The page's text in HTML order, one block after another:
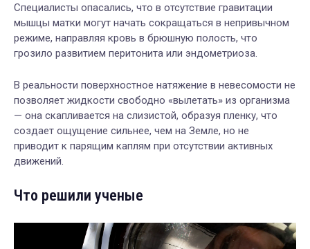
Специалисты опасались, что в отсутствие гравитации
мышцы матки могут начать сокращаться в непривычном
режиме, направляя кровь в брюшную полость, что
грозило развитием перитонита или эндометриоза.
В реальности поверхностное натяжение в невесомости не
позволяет жидкости свободно «вылетать» из организма
— она скапливается на слизистой, образуя пленку, что
создает ощущение сильнее, чем на Земле, но не
приводит к парящим каплям при отсутствии активных
движений.
Что решили ученые